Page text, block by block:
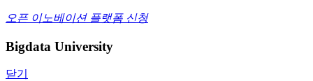
오픈 이노베이션 플랫폼 신청
Bigdata University
닫기